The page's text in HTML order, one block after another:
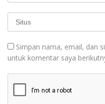
Simpan nama, email, dan
untuk komentar saya